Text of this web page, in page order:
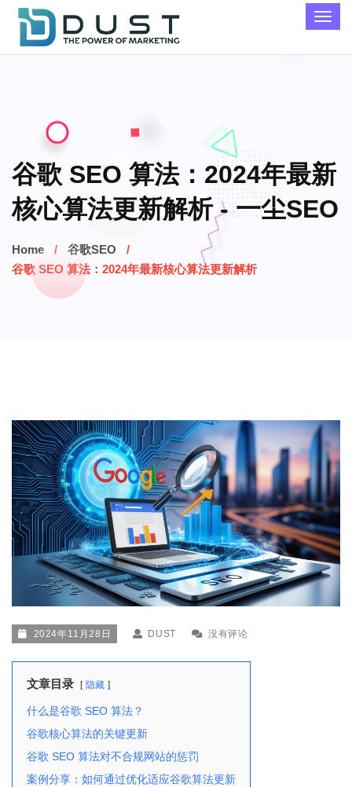
谷歌 SEO 算法：2024年最新
核心算法更新解析 - 一尘SEO
Home
谷歌SEO
谷歌 SEO 算法：2024年最新核心算法更新解析
2024年11月28日 DUST 没有评论
文章目录 隐藏
什么是谷歌 SEO 算法？
谷歌核心算法的关键更新
谷歌 SEO 算法对不合规网站的惩罚
案例分享：如何通过优化适应谷歌算法更新